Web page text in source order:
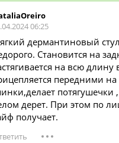
06:25
дермантиновый
Становится на
на всю длину
передними
дерет. При этом по
получает.